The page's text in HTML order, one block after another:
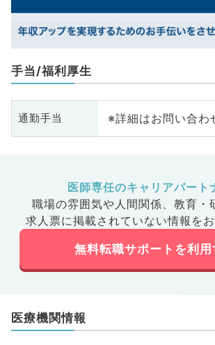
手当/福利厚生
通勤手当 ※詳細はお問い合わ
医師専任のキャリアパート
職場の雰囲気や人間関係、 教育・
求人票に掲載されていない情報をお
無料転職サポートを利用
医療機関情報